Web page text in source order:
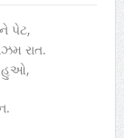
પેટ,
રાત.
હુઓ,